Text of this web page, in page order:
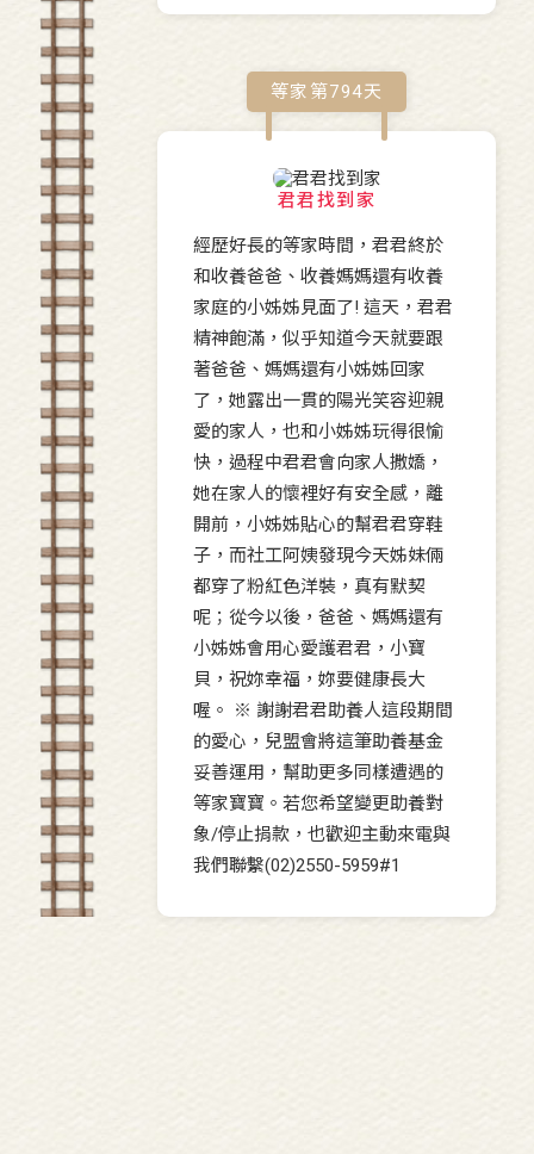
等家第794天
君君找到家
經歷好長的等家時間，君君終於
和收養爸爸、收養媽媽還有收養
家庭的小姊姊見面了! 這天，君君
精神飽滿，似乎知道今天就要跟
著爸爸、媽媽還有小姊姊回家
了，她露出一貫的陽光笑容迎親
愛的家人，也和小姊姊玩得很愉
快，過程中君君會向家人撒嬌，
她在家人的懷裡好有安全感，離
開前，小姊姊貼心的幫君君穿鞋
子，而社工阿姨發現今天姊妹倆
都穿了粉紅色洋裝，真有默契
呢；從今以後，爸爸、媽媽還有
小姊姊會用心愛護君君，小寶
貝，祝妳幸福，妳要健康長大
喔。 ※ 謝謝君君助養人這段期間
的愛心，兒盟會將這筆助養基金
妥善運用，幫助更多同樣遭遇的
等家寶寶。若您希望變更助養對
象/停止捐款，也歡迎主動來電與
我們聯繫(02)2550-5959#1